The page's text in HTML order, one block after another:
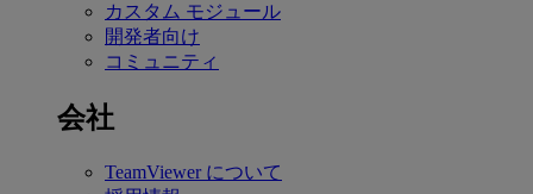
カスタム モジュール
開発者向け
コミュニティ
会社
TeamViewer について